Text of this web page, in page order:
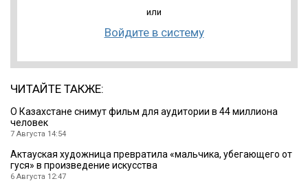
или
Войдите в систему
ЧИТАЙТЕ ТАКЖЕ:
О Казахстане снимут фильм для аудитории в 44 миллиона
человек
7 Августа 14:54
Актауская художница превратила «мальчика, убегающего от
гуся» в произведение искусства
6 Августа 12:47